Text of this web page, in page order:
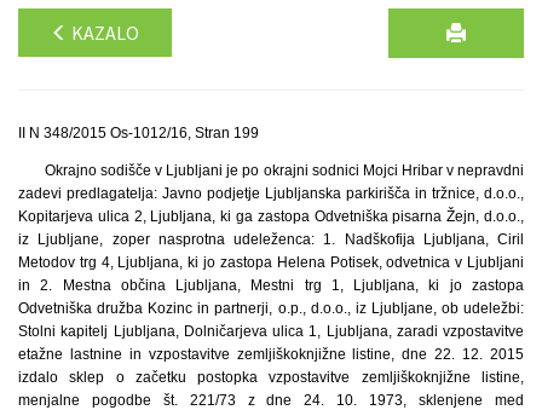
KAZALO
II N 348/2015 Os-1012/16, Stran 199
Okrajno sodišče v Ljubljani je po okrajni sodnici Mojci Hribar v nepravdni
zadevi predlagatelja: Javno podjetje Ljubljanska parkirišča in tržnice, d.o.o.,
Kopitarjeva ulica 2, Ljubljana, ki ga zastopa Odvetniška pisarna Žejn, d.o.o.,
iz Ljubljane, zoper nasprotna udeleženca: 1. Nadškofija Ljubljana, Ciril
Metodov trg 4, Ljubljana, ki jo zastopa Helena Potisek, odvetnica v Ljubljani
in 2. Mestna občina Ljubljana, Mestni trg 1, Ljubljana, ki jo zastopa
Odvetniška družba Kozinc in partnerji, o.p., d.o.o., iz Ljubljane, ob udeležbi:
Stolni kapitelj Ljubljana, Dolničarjeva ulica 1, Ljubljana, zaradi vzpostavitve
etažne lastnine in vzpostavitve zemljiškoknjižne listine, dne 22. 12. 2015
izdalo sklep o začetku postopka vzpostavitve zemljiškoknjižne listine,
menjalne pogodbe št. 221/73 z dne 24. 10. 1973, sklenjene med